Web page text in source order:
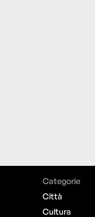
Categorie
Città
Cultura